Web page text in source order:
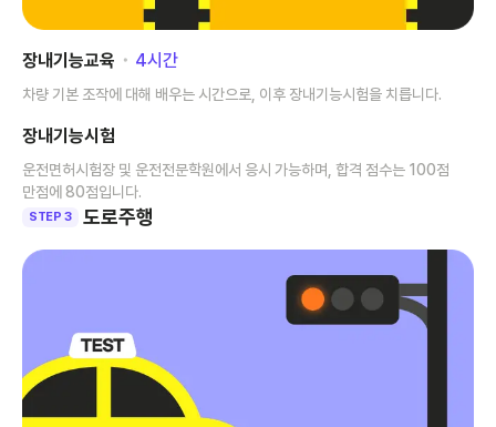
장내기능교육 ･ 4시간
차량 기본 조작에 대해 배우는 시간으로, 이후 장내기능시험을 치릅니다.
장내기능시험
운전면허시험장 및 운전전문학원에서 응시 가능하며, 합격 점수는 100점
만점에 80점입니다.
STEP 3 도로주행